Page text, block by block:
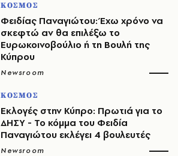
ΚΟΣΜΟΣ
Φειδίας Παναγιώτου: Έχω χρόνο να
σκεφτώ αν θα επιλέξω το
Ευρωκοινοβούλιο ή τη Βουλή της
Κύπρου
Newsroom
ΚΟΣΜΟΣ
Εκλογές στην Κύπρο: Πρωτιά για το
ΔΗΣΥ - Το κόμμα του Φειδία
Παναγιώτου εκλέγει 4 βουλευτές
Newsroom